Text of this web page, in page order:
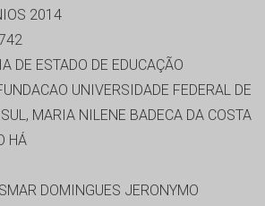
2014
DE ESTADO DE EDUCAÇÃO
UNIVERSIDADE FEDERAL DE
MARIA NILENE BADECA DA COSTA
HÁ
DOMINGUES JERONYMO